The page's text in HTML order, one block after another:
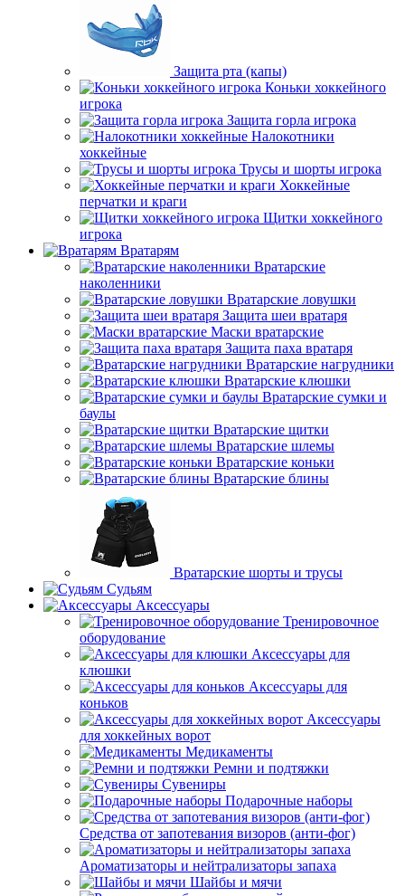
Защита рта (капы)
Коньки хоккейного
игрока
Защита горла игрока
Налокотники
хоккейные
Трусы и шорты игрока
Хоккейные
перчатки и краги
Щитки хоккейного
игрока
Вратарям
Вратарские
наколенники
Вратарские ловушки
Защита шеи вратаря
Маски вратарские
Защита паха вратаря
Вратарские нагрудники
Вратарские клюшки
Вратарские сумки и
баулы
Вратарские щитки
Вратарские шлемы
Вратарские коньки
Вратарские блины
Вратарские шорты и трусы
Судьям
Аксессуары
Тренировочное
оборудование
Аксессуары для
клюшки
Аксессуары для
коньков
Аксессуары
для хоккейных ворот
Медикаменты
Ремни и подтяжки
Сувениры
Подарочные наборы
Средства от запотевания визоров (анти-фог)
Ароматизаторы и нейтрализаторы запаха
Шайбы и мячи